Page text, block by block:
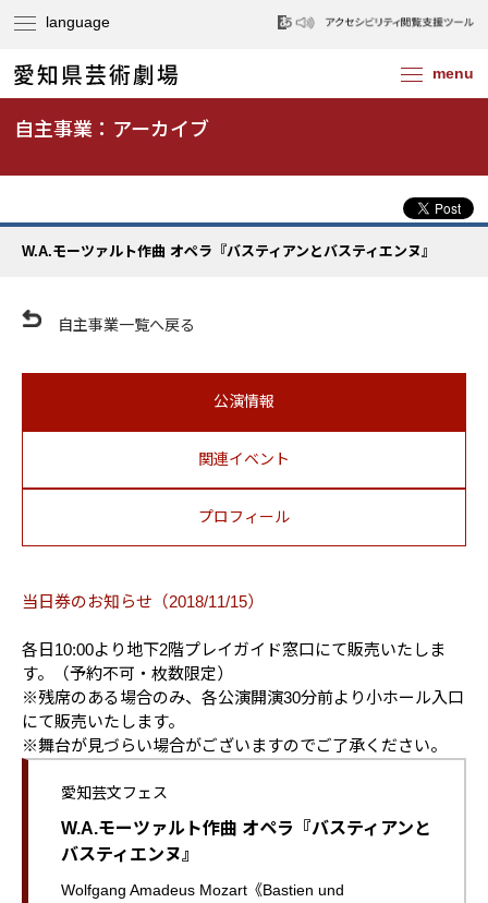
自主事業：アーカイブ
W.A.モーツァルト作曲 オペラ『バスティアンとバスティエンヌ』
自主事業一覧へ戻る
公演情報
関連イベント
プロフィール
当日券のお知らせ（2018/11/15）
各日10:00より地下2階プレイガイド窓口にて販売いたしま
す。（予約不可・枚数限定）
※残席のある場合のみ、各公演開演30分前より小ホール入口
にて販売いたします。
※舞台が見づらい場合がございますのでご了承ください。
愛知芸文フェス
W.A.モーツァルト作曲 オペラ『バスティアンと
バスティエンヌ』
Wolfgang Amadeus Mozart《Bastien und